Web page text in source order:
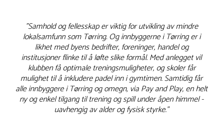
"Samhold og fellesskap er viktig for utvikling av mindre
lokalsamfunn som Tørring. Og innbyggerne i Tørring er i
likhet med byens bedrifter, foreninger, handel og
institusjoner flinke til å løfte slike formål. Med anlegget vil
klubben få optimale treningsmuligheter, og skoler får
mulighet til å inkludere padel inn i gymtimen. Samtidig får
alle innbyggere i Tørring og omegn, via Pay and Play, en helt
ny og enkel tilgang til trening og spill under åpen himmel -
uavhengig av alder og fysisk styrke."